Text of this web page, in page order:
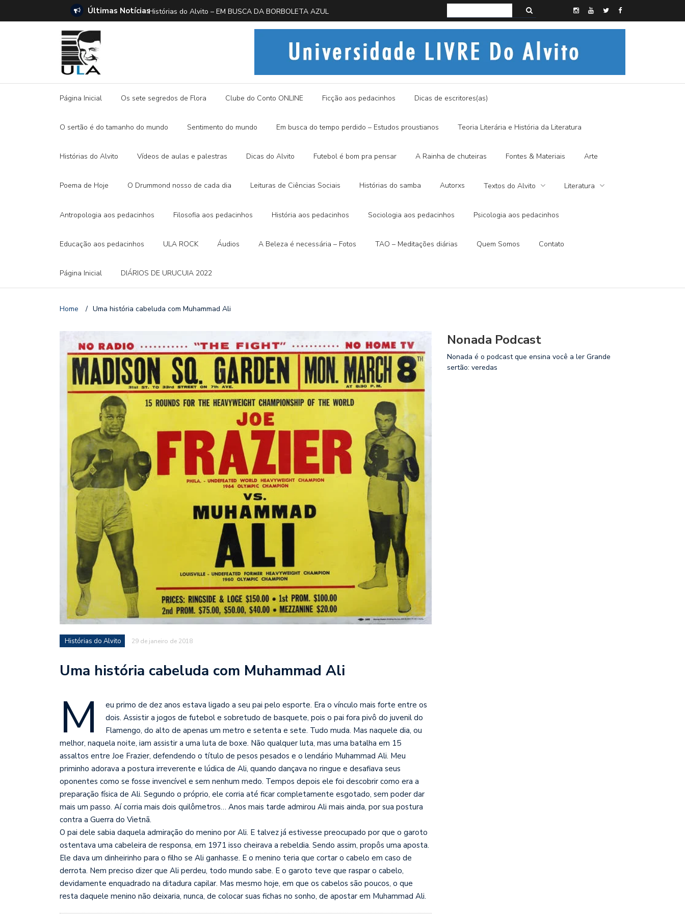
Últimas Notícias
E A DITADURA DIGITAL Histórias do Alvito – EM BUSCA DA BORBOLETA AZUL Histórias do Alvito – SEMI-MÍSTICO, SIM SENHOR
Página Inicial Os sete segredos de Flora Clube do Conto ONLINE Ficção aos pedacinhos Dicas de escritores(as)
O sertão é do tamanho do mundo Sentimento do mundo Em busca do tempo perdido – Estudos proustianos Teoria Literária e História da Literatura
Histórias do Alvito Vídeos de aulas e palestras Dicas do Alvito Futebol é bom pra pensar A Rainha de chuteiras Fontes & Materiais Arte
Poema de Hoje O Drummond nosso de cada dia Leituras de Ciências Sociais Histórias do samba Autorxs Textos do Alvito Literatura
Antropologia aos pedacinhos Filosofia aos pedacinhos História aos pedacinhos Sociologia aos pedacinhos Psicologia aos pedacinhos
Educação aos pedacinhos ULA ROCK Áudios A Beleza é necessária – Fotos TAO – Meditações diárias Quem Somos Contato
Página Inicial DIÁRIOS DE URUCUIA 2022
Home / Uma história cabeluda com Muhammad Ali
Histórias do Alvito 29 de janeiro de 2018
Uma história cabeluda com Muhammad Ali
M
eu primo de dez anos estava ligado a seu pai pelo esporte. Era o vínculo mais forte entre os
dois. Assistir a jogos de futebol e sobretudo de basquete, pois o pai fora pivô do juvenil do
Flamengo, do alto de apenas um metro e setenta e sete. Tudo muda. Mas naquele dia, ou
melhor, naquela noite, iam assistir a uma luta de boxe. Não qualquer luta, mas uma batalha em 15
assaltos entre Joe Frazier, defendendo o título de pesos pesados e o lendário Muhammad Ali. Meu
priminho adorava a postura irreverente e lúdica de Ali, quando dançava no ringue e desafiava seus
oponentes como se fosse invencível e sem nenhum medo. Tempos depois ele foi descobrir como era a
preparação física de Ali. Segundo o próprio, ele corria até ficar completamente esgotado, sem poder dar
mais um passo. Aí corria mais dois quilômetros… Anos mais tarde admirou Ali mais ainda, por sua postura
contra a Guerra do Vietnã.
O pai dele sabia daquela admiração do menino por Ali. E talvez já estivesse preocupado por que o garoto
ostentava uma cabeleira de responsa, em 1971 isso cheirava a rebeldia. Sendo assim, propôs uma aposta.
Ele dava um dinheirinho para o filho se Ali ganhasse. E o menino teria que cortar o cabelo em caso de
derrota. Nem preciso dizer que Ali perdeu, todo mundo sabe. E o garoto teve que raspar o cabelo,
devidamente enquadrado na ditadura capilar. Mas mesmo hoje, em que os cabelos são poucos, o que
resta daquele menino não deixaria, nunca, de colocar suas fichas no sonho, de apostar em Muhammad Ali.
Nonada Podcast
Nonada é o podcast que ensina você a ler Grande
sertão: veredas